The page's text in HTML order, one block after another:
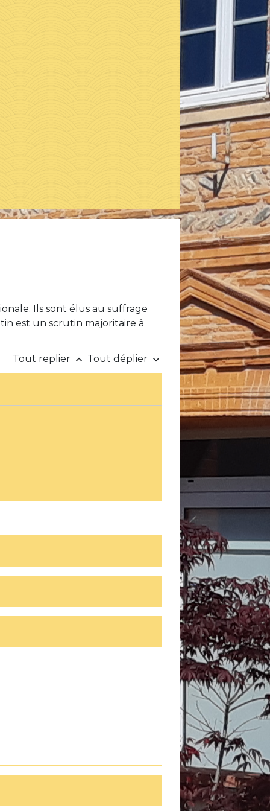
Ils sont élus au suffrage
est un scrutin majoritaire à
Tout replier keyboard_arrow_up Tout déplier keyboard_arrow_down